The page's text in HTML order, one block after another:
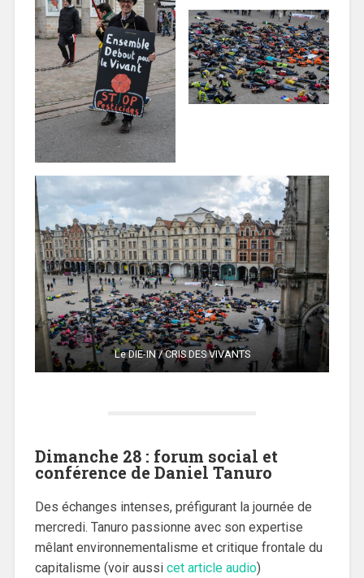
Le DIE-IN / CRIS DES VIVANTS
Dimanche 28 : forum social et
conférence de Daniel Tanuro
Des échanges intenses, préfigurant la journée de
mercredi. Tanuro passionne avec son expertise
mêlant environnementalisme et critique frontale du
capitalisme (voir aussi cet article audio)